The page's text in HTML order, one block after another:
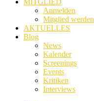
MITGLIED
Anmelden
Mitglied werden
AKTUELLES
Blog
News
Kalender
Screenings
Events
Kritiken
Interviews